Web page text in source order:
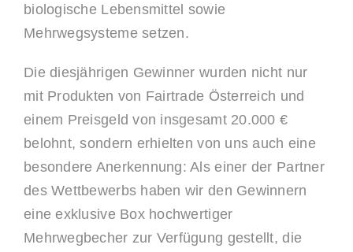
biologische Lebensmittel sowie
Mehrwegsysteme setzen.
Die diesjährigen Gewinner wurden nicht nur
mit Produkten von Fairtrade Österreich und
einem Preisgeld von insgesamt 20.000 €
belohnt, sondern erhielten von uns auch eine
besondere Anerkennung: Als einer der Partner
des Wettbewerbs haben wir den Gewinnern
eine exklusive Box hochwertiger
Mehrwegbecher zur Verfügung gestellt, die